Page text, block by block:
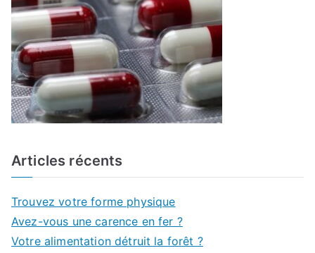
Articles récents
Trouvez votre forme physique
Avez-vous une carence en fer ?
Votre alimentation détruit la forêt ?